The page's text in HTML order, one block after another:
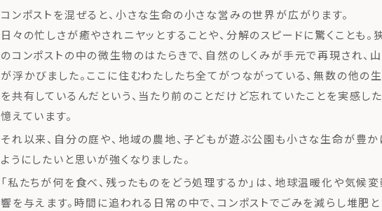
コンポストを混ぜると、小さな生命の小さな営みの世界が広がります。
日々の忙しさが癒やされニヤッとすることや、分解のスピードに驚くことも。
のコンポストの中の微生物のはたらきで、自然のしくみが手元で再現され、
が浮かびました。ここに住むわたしたち全てがつながっている、無数の他の
を共有しているんだという、当たり前のことだけど忘れていたことを実感し
憶えています。
それ以来、自分の庭や、地域の農地、子どもが遊ぶ公園も小さな生命が豊か
ようにしたいと思いが強くなりました。
「私たちが何を食べ、残ったものをどう処理するか」は、地球温暖化や気候
響を与えます。時間に追われる日常の中で、コンポストでごみを減らし堆肥